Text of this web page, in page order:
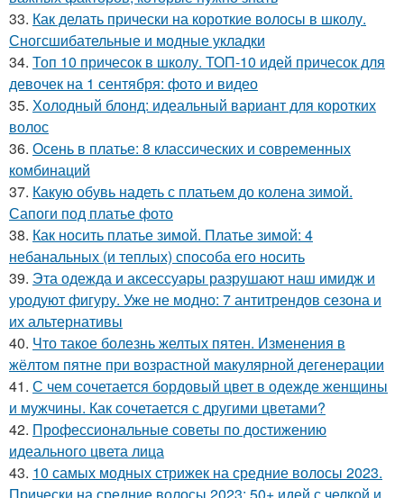
33. Как делать прически на короткие волосы в школу.
Сногсшибательные и модные укладки
34. Топ 10 причесок в школу. ТОП-10 идей причесок для
девочек на 1 сентября: фото и видео
35. Холодный блонд: идеальный вариант для коротких
волос
36. Осень в платье: 8 классических и современных
комбинаций
37. Какую обувь надеть с платьем до колена зимой.
Сапоги под платье фото
38. Как носить платье зимой. Платье зимой: 4
небанальных (и теплых) способа его носить
39. Эта одежда и аксессуары разрушают наш имидж и
уродуют фигуру. Уже не модно: 7 антитрендов сезона и
их альтернативы
40. Что такое болезнь желтых пятен. Изменения в
жёлтом пятне при возрастной макулярной дегенерации
41. С чем сочетается бордовый цвет в одежде женщины
и мужчины. Как сочетается с другими цветами?
42. Профессиональные советы по достижению
идеального цвета лица
43. 10 самых модных стрижек на средние волосы 2023.
Прически на средние волосы 2023: 50+ идей с челкой и